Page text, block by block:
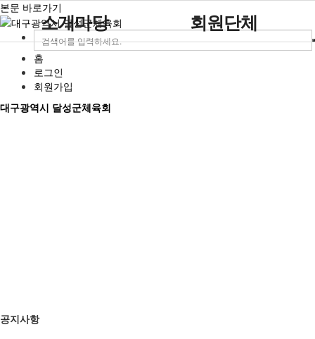
본문 바로가기
홈
로그인
회원가입
대구광역시 달성군체육회
소개마당
인사말
설립목적 및 연혁
조직도
회원단체
주요사업
사업안내
대회안내
참가신청
참여공간
묻고답하기
공지사항